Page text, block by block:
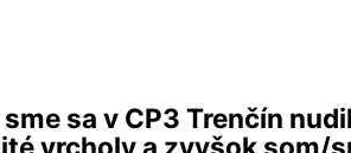
sa v CP3 Trenčín